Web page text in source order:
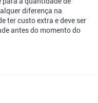
diferença na
ter custo extra e deve ser
antes do momento do